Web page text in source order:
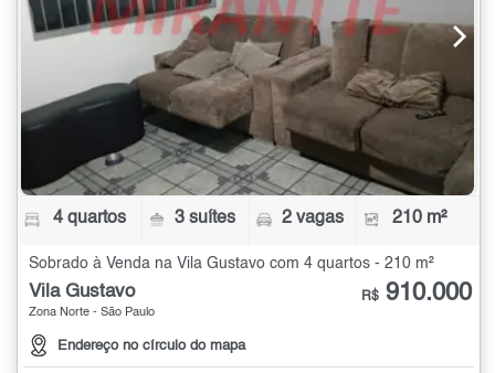
4 quartos 3 suítes 2 vagas 210 m²
Sobrado à Venda na Vila Gustavo com 4 quartos - 210 m²
Vila Gustavo
Zona Norte - São Paulo
Endereço no círculo do mapa
R$ 910.000